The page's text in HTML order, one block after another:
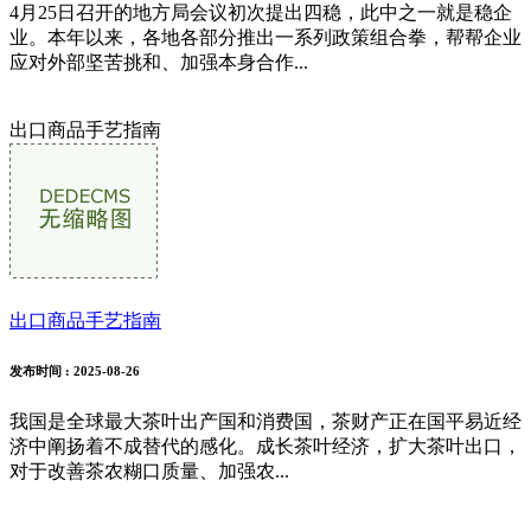
4月25日召开的地方局会议初次提出四稳，此中之一就是稳企
业。本年以来，各地各部分推出一系列政策组合拳，帮帮企业
应对外部坚苦挑和、加强本身合作...
出口商品手艺指南
出口商品手艺指南
发布时间 : 2025-08-26
我国是全球最大茶叶出产国和消费国，茶财产正在国平易近经
济中阐扬着不成替代的感化。成长茶叶经济，扩大茶叶出口，
对于改善茶农糊口质量、加强农...